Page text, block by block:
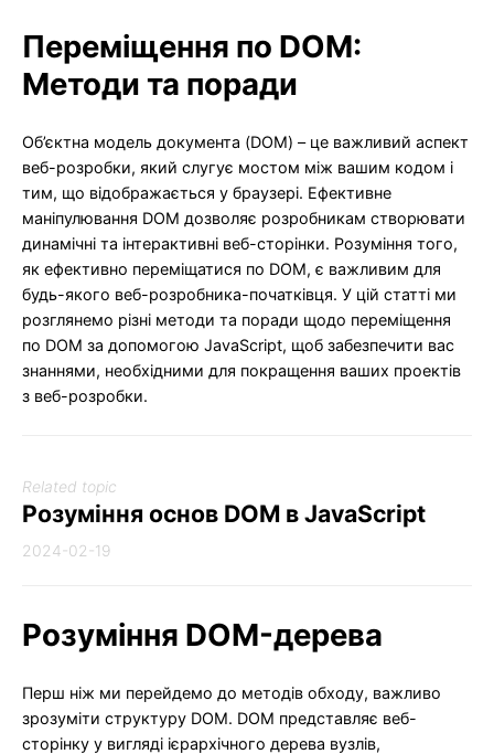
Переміщення по DOM:
Методи та поради
Об’єктна модель документа (DOM) – це важливий аспект
веб-розробки, який слугує мостом між вашим кодом і
тим, що відображається у браузері. Ефективне
маніпулювання DOM дозволяє розробникам створювати
динамічні та інтерактивні веб-сторінки. Розуміння того,
як ефективно переміщатися по DOM, є важливим для
будь-якого веб-розробника-початківця. У цій статті ми
розглянемо різні методи та поради щодо переміщення
по DOM за допомогою JavaScript, щоб забезпечити вас
знаннями, необхідними для покращення ваших проектів
з веб-розробки.
Related topic
Розуміння основ DOM в JavaScript
2024-02-19
Розуміння DOM-дерева
Перш ніж ми перейдемо до методів обходу, важливо
зрозуміти структуру DOM. DOM представляє веб-
сторінку у вигляді ієрархічного дерева вузлів,